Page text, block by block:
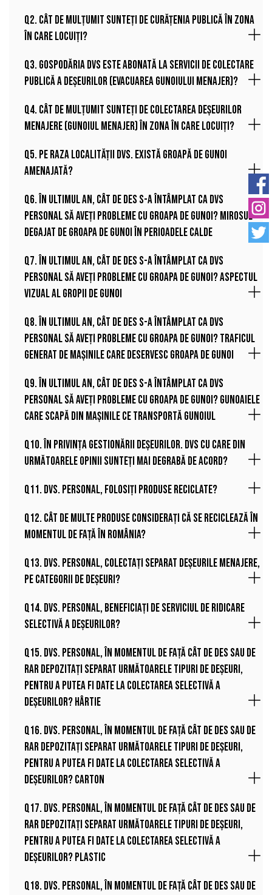
Q2. Cât de mulțumit sunteți de curățenia publică în zona
în care locuiți?
Q3. Gospodăria Dvs este abonată la servicii de colectare
publică a deșeurilor (evacuarea gunoiului menajer)?
Q4. Cât de mulțumit sunteți de colectarea deșeurilor
menajere (gunoiul menajer) în zona în care locuiți?
Q5. Pe raza localității Dvs. există groapă de gunoi
amenajată?
Q6. În ultimul an, cât de des s-a întâmplat ca Dvs
personal să aveți probleme cu groapa de gunoi? Mirosul
degajat de groapa de gunoi în perioadele calde
Q7. În ultimul an, cât de des s-a întâmplat ca Dvs
personal să aveți probleme cu groapa de gunoi? Aspectul
vizual al gropii de gunoi
Q8. În ultimul an, cât de des s-a întâmplat ca Dvs
personal să aveți probleme cu groapa de gunoi? Traficul
generat de mașinile care deservesc groapa de gunoi
Q9. În ultimul an, cât de des s-a întâmplat ca Dvs
personal să aveți probleme cu groapa de gunoi? Gunoaiele
care scapă din mașinile ce transportă gunoiul
Q10. În privința gestionării deșeurilor. Dvs cu care din
următoarele opinii sunteți mai degrabă de acord?
Q11. Dvs. personal, folosiți produse reciclate?
Q12. Cât de multe produse considerați că se reciclează în
momentul de față în România?
Q13. Dvs. personal, colectați separat deșeurile menajere,
pe categorii de deșeuri?
Q14. Dvs. personal, beneficiați de serviciul de ridicare
selectivă a deșeurilor?
Q15. Dvs. personal, în momentul de față cât de des sau de
rar depozitați separat următoarele tipuri de deșeuri,
pentru a putea fi date la colectarea selectivă a
deșeurilor? Hârtie
Q16. Dvs. personal, în momentul de față cât de des sau de
rar depozitați separat următoarele tipuri de deșeuri,
pentru a putea fi date la colectarea selectivă a
deșeurilor? Carton
Q17. Dvs. personal, în momentul de față cât de des sau de
rar depozitați separat următoarele tipuri de deșeuri,
pentru a putea fi date la colectarea selectivă a
deșeurilor? Plastic
Q18. Dvs. personal, în momentul de față cât de des sau de